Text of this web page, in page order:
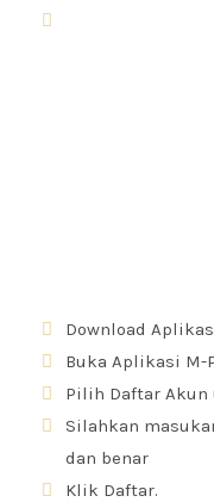
Download
Buka Aplikasi M-
Pilih Daftar
Silahkan
dan benar
Klik Daftar.